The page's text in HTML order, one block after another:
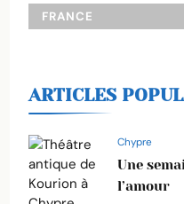
FRANCE
ARTICLES
Chypre
Une
l’amour